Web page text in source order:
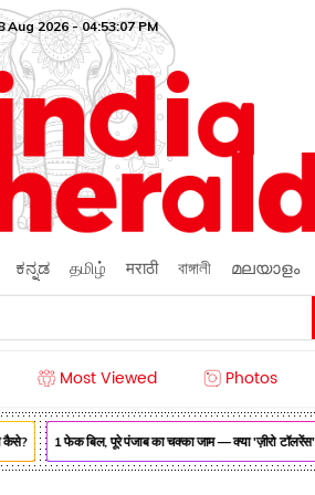
Aug 2026 - 04:53:08 PM
ಕನ್ನಡ தமிழ் मराठी বাঙ্গালী മലയാളം
Most Viewed Photos
1 फेक बिल, पूरे पंजाब का चक्का जाम — क्या 'ज़ीरो टॉलरेंस' में